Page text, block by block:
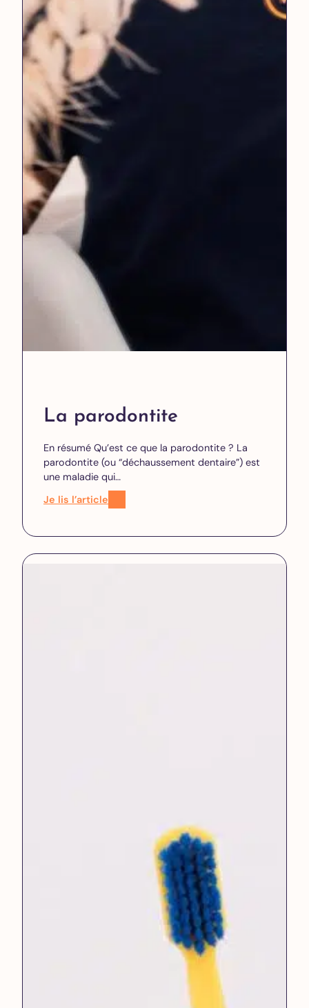
La parodontite
En résumé Qu’est ce que la parodontite ? La
parodontite (ou “déchaussement dentaire”) est
une maladie qui…
Je lis l’article